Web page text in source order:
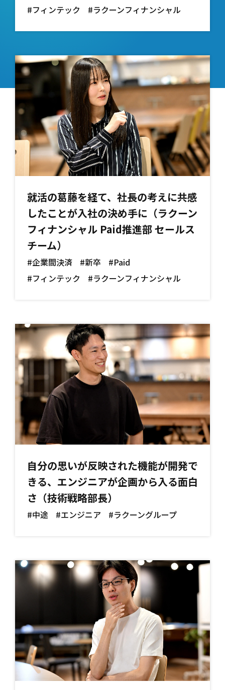
#フィンテック
#ラクーンフィナンシャル
就活の葛藤を経て、社長の考えに共感
したことが入社の決め手に（ラクーン
フィナンシャル Paid推進部 セールス
チーム）
#企業間決済 #新卒
#Paid
#フィンテック
#ラクーンフィナンシャル
自分の思いが反映された機能が開発で
きる、エンジニアが企画から入る面白
さ（技術戦略部長）
#中途 #エンジニア #ラクーングループ